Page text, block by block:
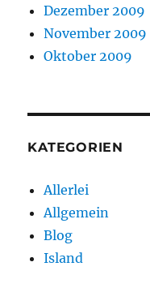
Dezember 2009
November 2009
Oktober 2009
KATEGORIEN
Allerlei
Allgemein
Blog
Island